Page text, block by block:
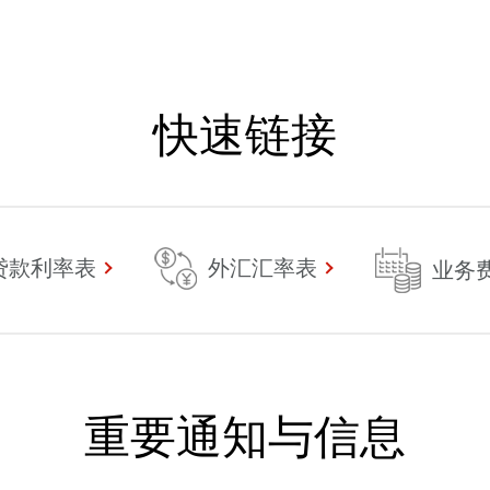
快速链接
款利率表 外汇汇率表 业务
重要通知与信息